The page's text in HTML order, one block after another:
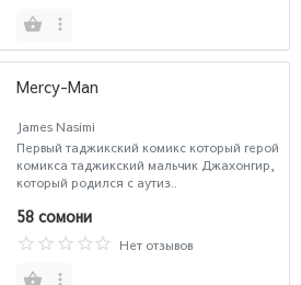
Mercy-Man
James Nasimi
Первый таджикский комикс который герой
комикса таджикский мальчик Джахонгир,
который родился с аутиз..
58 сомони
Нет отзывов